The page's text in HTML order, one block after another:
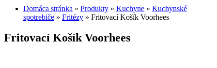
Domáca stránka » Produkty » Kuchyne » Kuchynské
spotrebiče » Fritézy » Fritovací Košík Voorhees
Fritovací Košík Voorhees